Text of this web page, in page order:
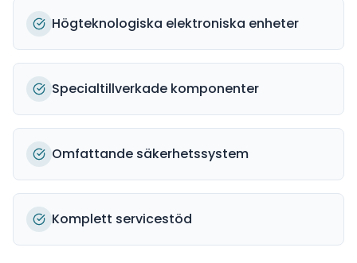
Högteknologiska elektroniska enheter
Specialtillverkade komponenter
Omfattande säkerhetssystem
Komplett servicestöd